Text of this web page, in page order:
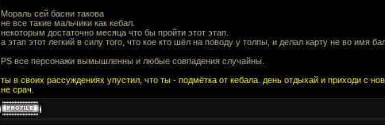
Мораль сей басни такова
не все такие мальчики как кебал.
некоторым достаточно месяца что бы пройти этот этап.
а этап этот легкий в силу того, что кое кто шёл на поводу у толпы, и делал карту не во имя
PS все персонажи вымышленны и любые совпадения случайны.
ты в своих рассуждениях упустил, что ты - подмётка от кебала. день отдыхай и приходи с
не срач.